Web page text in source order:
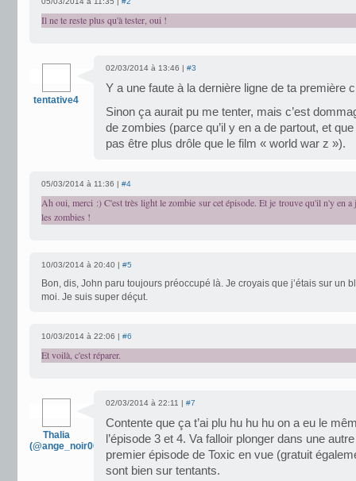
Il ne te reste plus qu'à tester, oui !
tentative4
02/03/2014 à 13:46 | #3
Y a une faute à la dernière ligne de ta première
Sinon ça aurait pu me tenter, mais c’est
de zombies (parce qu’il y en a de partout, et
pas être plus drôle que le film « world war z »).
05/03/2014 à 11:36 | #4
Ah oui, merci :) C'est très light le zombie sur cet épisode. Et je trouve qu'il n'y en a
les zombies !
10/03/2014 à 20:40 | #5
Bon, dis, John paru toujours préoccupé là. Je croyais que j’étais sur un
moi. Je suis super déçut.
10/03/2014 à 22:06 | #6
Et voilà, c'est réparer.
Thalia
(@ange_noir007)
02/03/2014 à 22:11 | #7
Contente que ça t’ai plu hu hu hu on a eu le
l’épisode 3 et 4. Va falloir plonger dans une
premier épisode de Toxic en vue (gratuit
sont bien sur tentants.